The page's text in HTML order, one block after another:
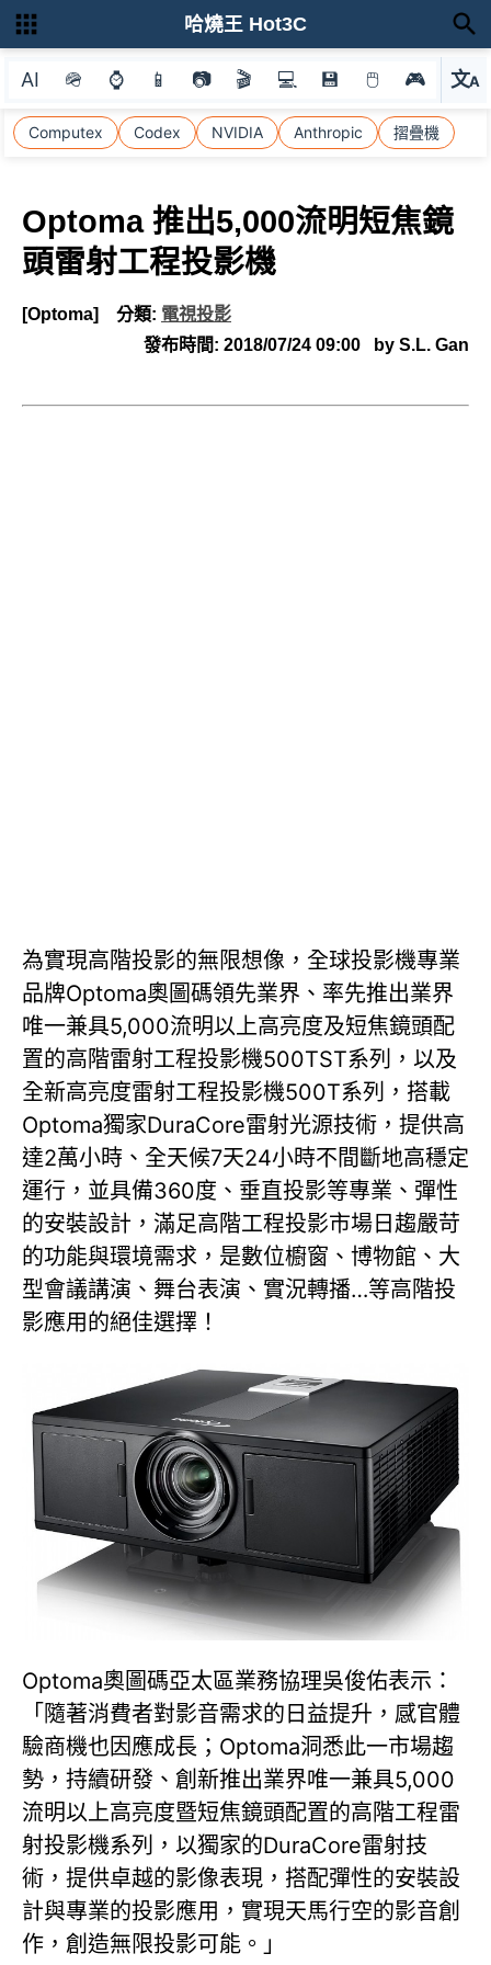
AI 🪖 ⌚ 📱 📷 🎬 💻 💾 🖱 🎮 文A
選
Computex Codex NVIDIA Anthropic 摺疊機
哈燒王 Hot3C
Optoma 推出5,000流明短焦鏡
頭雷射工程投影機
[Optoma] 分類: 電視投影
發布時間: 2018/07/24 09:00 by S.L. Gan
為實現高階投影的無限想像，全球投影機專業
品牌Optoma奧圖碼領先業界、率先推出業界
唯一兼具5,000流明以上高亮度及短焦鏡頭配
置的高階雷射工程投影機500TST系列，以及
全新高亮度雷射工程投影機500T系列，搭載
Optoma獨家DuraCore雷射光源技術，提供高
達2萬小時、全天候7天24小時不間斷地高穩定
運行，並具備360度、垂直投影等專業、彈性
的安裝設計，滿足高階工程投影市場日趨嚴苛
的功能與環境需求，是數位櫥窗、博物館、大
型會議講演、舞台表演、實況轉播…等高階投
影應用的絕佳選擇！
Optoma奧圖碼亞太區業務協理吳俊佑表示：
「隨著消費者對影音需求的日益提升，感官體
驗商機也因應成長；Optoma洞悉此一市場趨
勢，持續研發、創新推出業界唯一兼具5,000
流明以上高亮度暨短焦鏡頭配置的高階工程雷
射投影機系列，以獨家的DuraCore雷射技
術，提供卓越的影像表現，搭配彈性的安裝設
計與專業的投影應用，實現天馬行空的影音創
作，創造無限投影可能。」